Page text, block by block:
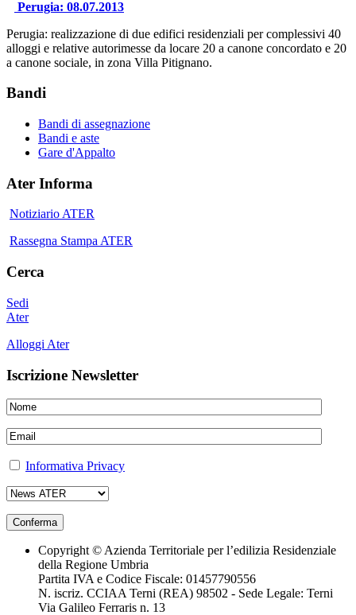
Perugia: 08.07.2013
Perugia: realizzazione di due edifici residenziali per complessivi 40
alloggi e relative autorimesse da locare 20 a canone concordato e 20
a canone sociale, in zona Villa Pitignano.
Bandi
Bandi di assegnazione
Bandi e aste
Gare d'Appalto
Ater Informa
Notiziario ATER
Rassegna Stampa ATER
Cerca
Sedi
Ater
Alloggi Ater
Iscrizione Newsletter
Informativa Privacy
Copyright © Azienda Territoriale per l’edilizia Residenziale
della Regione Umbria
Partita IVA e Codice Fiscale: 01457790556
N. iscriz. CCIAA Terni (REA) 98502 - Sede Legale: Terni
Via Galileo Ferraris n. 13